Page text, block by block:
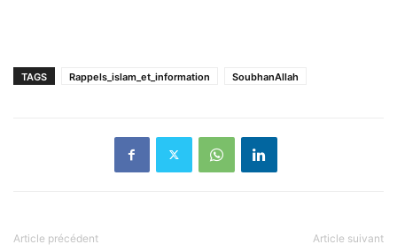
TAGS Rappels_islam_et_information SoubhanAllah
Article précédent Article suivant